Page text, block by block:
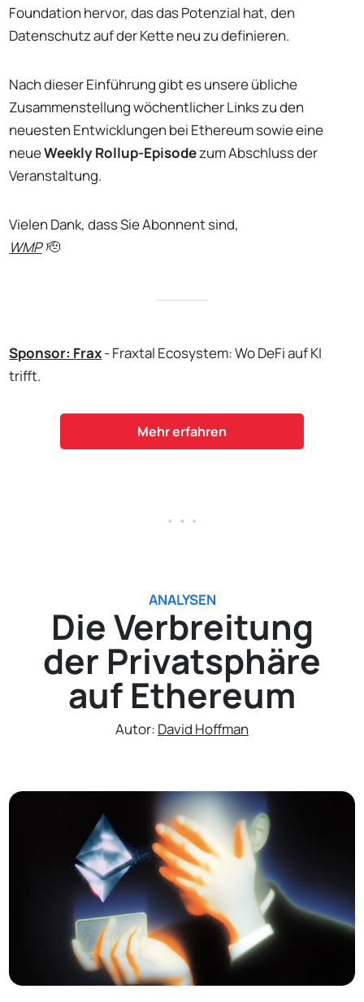
Foundation hervor, das das Potenzial hat, den
Datenschutz auf der Kette neu zu definieren.
Nach dieser Einführung gibt es unsere übliche
Zusammenstellung wöchentlicher Links zu den
neuesten Entwicklungen bei Ethereum sowie eine
neueWeekly Rollup-Episodezum Abschluss der
Veranstaltung.
Vielen Dank, dass Sie Abonnent sind,
WMP 🫡
Sponsor: Frax- Fraxtal Ecosystem: Wo DeFi auf KI
trifft.
Mehr erfahren
. . .
ANALYSEN
Die Verbreitung
der Privatsphäre
auf Ethereum
Autor: David Hoffman